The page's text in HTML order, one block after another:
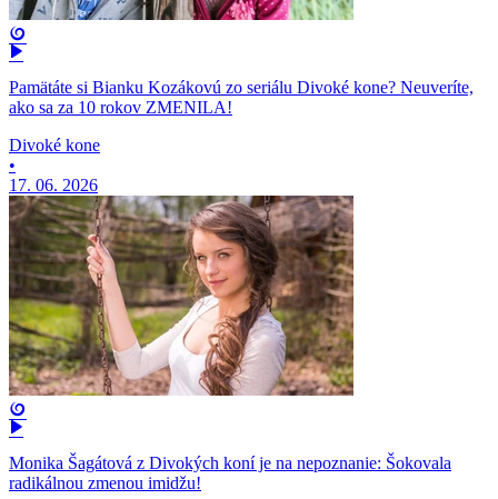
Pamätáte si Bianku Kozákovú zo seriálu Divoké kone? Neuveríte,
ako sa za 10 rokov ZMENILA!
Divoké kone
•
17. 06. 2026
Monika Šagátová z Divokých koní je na nepoznanie: Šokovala
radikálnou zmenou imidžu!